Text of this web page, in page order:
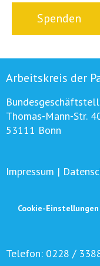
Spenden
Arbeitskreis der
Thomas-Mann-Str.
53111 Bonn
Impressum |
Cookie-
Telefon: 0228 /